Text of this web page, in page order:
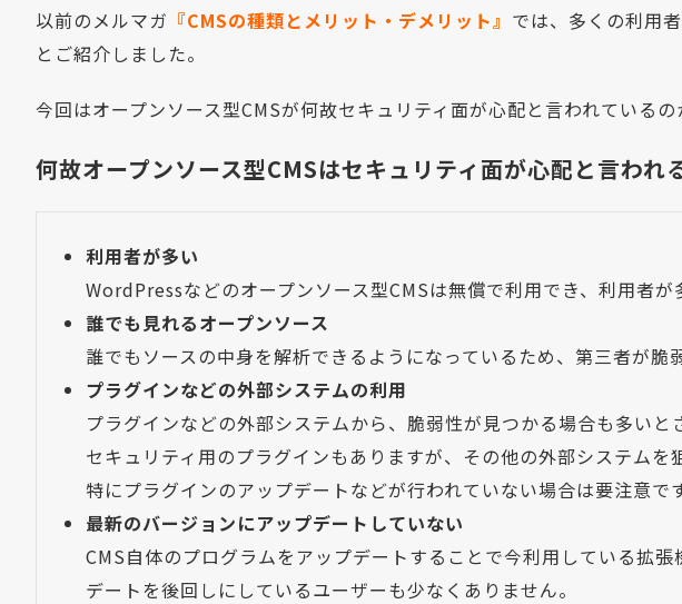
以前のメルマガ 『CMSの種類とメリット・デメリット』 では、多くの利用
とご紹介しました。
今回はオープンソース型CMSが何故セキュリティ面が心配と言われているの
何故オープンソース型CMSはセキュリティ面が心配と言われ
利用者が多い
WordPressなどのオープンソース型CMSは無償で利用でき、利用者が
誰でも見れるオープンソース
誰でもソースの中身を解析できるようになっているため、第三者が脆
プラグインなどの外部システムの利用
プラグインなどの外部システムから、脆弱性が見つかる場合も多いと
セキュリティ用のプラグインもありますが、その他の外部システムを
特にプラグインのアップデートなどが行われていない場合は要注意です
最新のバージョンにアップデートしていない
CMS自体のプログラムをアップデートすることで今利用している拡
デートを後回しにしているユーザーも少なくありません。